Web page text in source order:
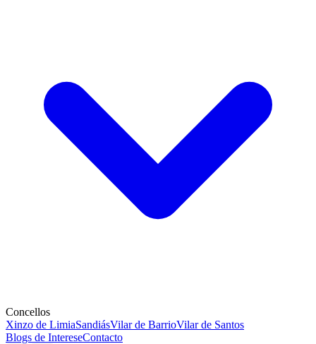
Concellos
Xinzo de LimiaSandiásVilar de BarrioVilar de Santos
Blogs de IntereseContacto